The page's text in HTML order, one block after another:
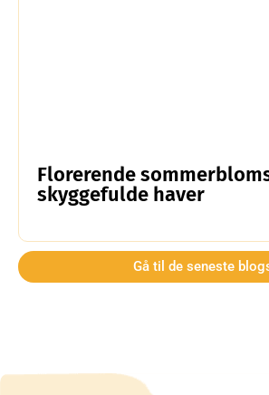
Florerende
skyggefulde haver
Gå til de seneste